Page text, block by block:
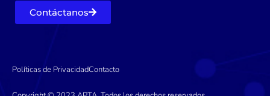
Contáctanos
Políticas de PrivacidadContacto